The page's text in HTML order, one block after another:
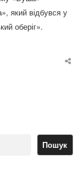
який відбувся у
оберіг».
Пошук